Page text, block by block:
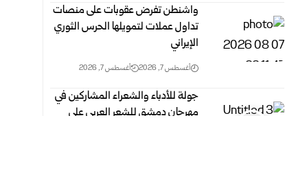
واشنطن تفرض عقوبات على منصات
تداول عملات لتمويلها الحرس الثوري
الإيراني
أغسطس 7, 2026 أغسطس 7, 2026
جولة للأدباء والشعراء المشاركين في
مهرجان دمشق للشعر العربي على